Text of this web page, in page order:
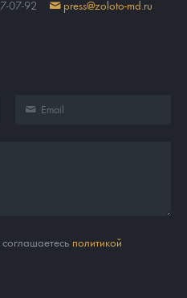
07-92 press@zoloto-md.ru
политикой